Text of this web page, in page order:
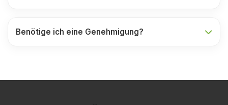
Benötige ich eine Genehmigung?